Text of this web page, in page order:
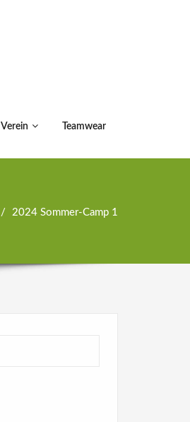
Verein Teamwear
2024 Sommer-Camp 1